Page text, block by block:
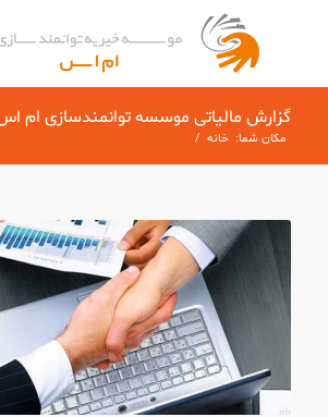
گزارش مالیاتی موسسه توانمندسازی ام
مکان شما: خانه /
معمولاً در چند دقیقه پاسخ می‌دهیم